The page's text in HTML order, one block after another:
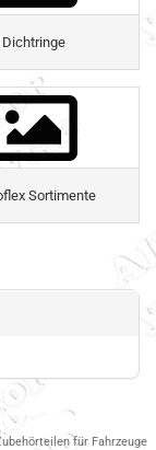
Dichtringe
Sortimente
für Fahrzeuge